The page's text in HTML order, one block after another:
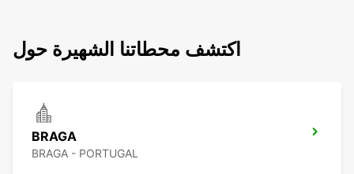
اكتشف محطاتنا الشهيرة حول
BRAGA
BRAGA - PORTUGAL